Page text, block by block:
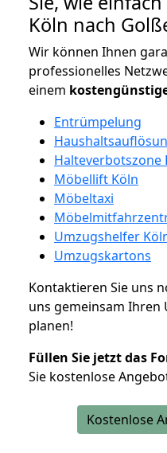
Köln nach
Wir können Ihnen
professionelles
einem
Entrümpelung
Halteverbotszone
Möbellift Köln
Möbeltaxi
Umzugshelfer
Umzugskartons
Kontaktieren Sie uns
uns gemeinsam Ihren
planen!
Füllen Sie jetzt das
Sie kostenlose
Kostenlose